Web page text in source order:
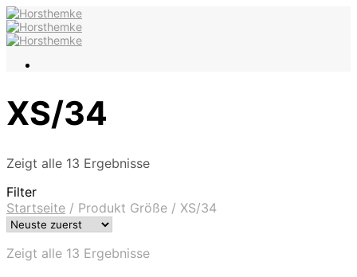
XS/34
Zeigt alle 13 Ergebnisse
Filter
Startseite / Produkt Größe / XS/34
Zeigt alle 13 Ergebnisse